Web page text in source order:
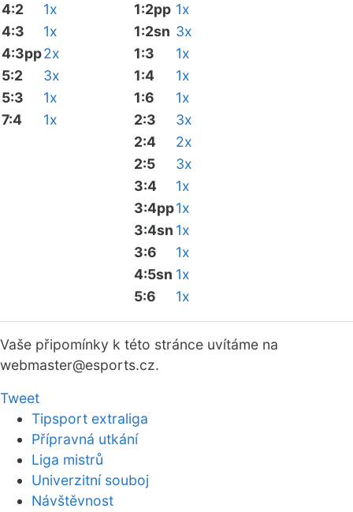
4:2
1x
4:3
1x
4:3pp2x
5:2
3x
5:3
1x
7:4
1x
1:2pp 1x
1:2sn 3x
1:3
1x
1:4
1x
1:6
1x
2:3
3x
2:4
2x
2:5
3x
3:4
1x
3:4pp1x
3:4sn 1x
3:6
1x
4:5sn 1x
5:6
1x
Vaše připomínky k této stránce uvítáme na
webmaster@esports.cz.
Tweet
Tipsport extraliga
Přípravná utkání
Liga mistrů
Univerzitní souboj
Návštěvnost